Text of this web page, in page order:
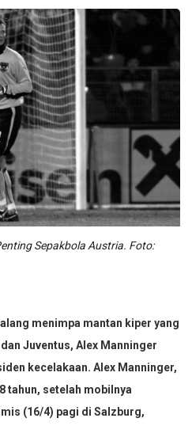
Sepakbola Austria. Foto:
menimpa mantan kiper yang
Juventus, Alex Manninger
kecelakaan. Alex Manninger,
tahun, setelah mobilnya
(16/4) pagi di Salzburg,